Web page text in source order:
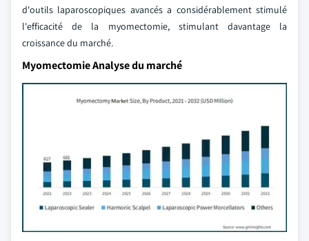
d'outils laparoscopiques avancés a considérablement stimulé
l'efficacité de la myomectomie, stimulant davantage la
croissance du marché.
Myomectomie Analyse du marché